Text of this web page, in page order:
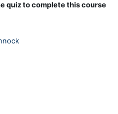
quiz to complete this course